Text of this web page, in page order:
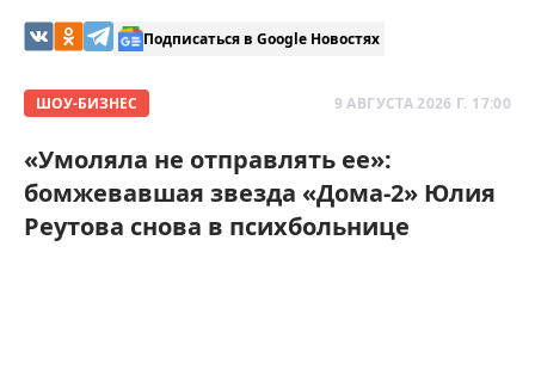
Подписаться в Google Новостях
ШОУ-БИЗНЕС 9 АВГУСТА 2026 Г. 17:00
«Умоляла не отправлять ее»:
бомжевавшая звезда «Дома-2» Юлия
Реутова снова в психбольнице